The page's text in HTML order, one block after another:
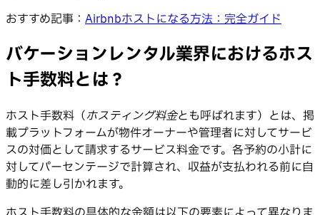
おすすめ記事： Airbnbホストになる方法：完全ガイド
バケーションレンタル業界におけるホス
ト手数料とは？
ホスト手数料（ホスティング料金とも呼ばれます）とは、掲
載プラットフォームが物件オーナーや管理者に対してサービ
スの対価として請求するサービス料金です。各予約の小計に
対してパーセンテージで計算され、収益が支払われる前に自
動的に差し引かれます。